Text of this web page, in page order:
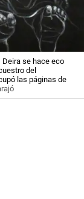
Deira se hace eco
del
las páginas de